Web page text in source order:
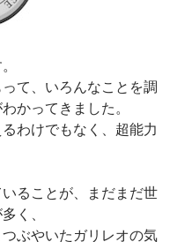
て、いろんなことを調
かってきました。
わけでもなく、超能力
ることが、まだまだ世
く、
ぶやいたガリレオの気